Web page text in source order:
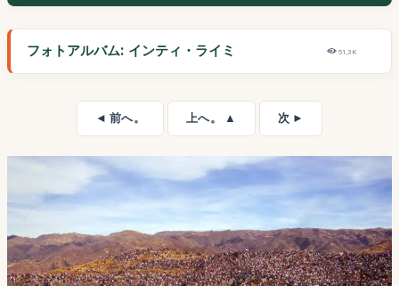
フォトアルバム: インティ・ライミ 51,3K
◄ 前へ。 上へ。 ▲ 次 ►